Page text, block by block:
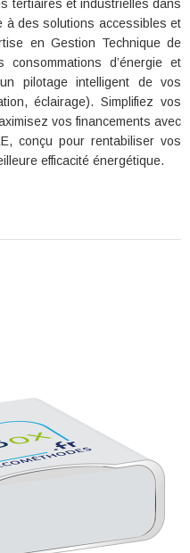
tertiaires et industrielles dans
à des solutions accessibles et
en Gestion Technique de
d’énergie et
pilotage intelligent de vos
éclairage). Simplifiez vos
vos financements avec
conçu pour rentabiliser vos
efficacité énergétique.